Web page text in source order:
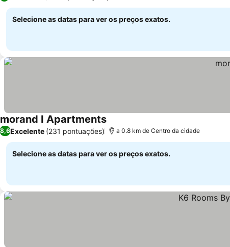
Selecione as datas para ver os preços exatos.
morand I Apartments
8,6Excelente (231 pontuações) a 0.8 km de Centro da cidade
Selecione as datas para ver os preços exatos.